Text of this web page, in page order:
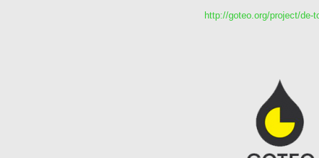
http://goteo.org/project/de-